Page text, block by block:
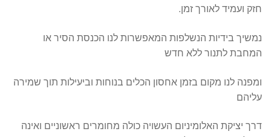
חזק ועמיד לאורך זמן.
נמשיך בידיות הנשלפות המאפשרות לנו הכנסת הסיר או
המחבת לתנור ללא חדש
ומפנה לנו מקום בזמן אחסון הכלים בנוחות וביעילות תוך שמירה
עליהם
דרך יציקת האלומיניום העשויה כולה מחומרים ראשוניים ואינה